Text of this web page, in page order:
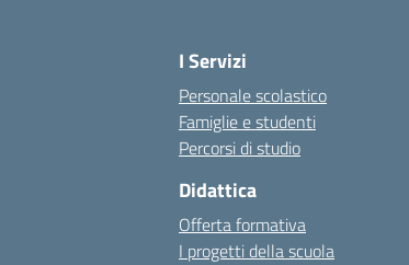
I Servizi
Personale scolastico
Famiglie e studenti
Percorsi di studio
Didattica
Offerta formativa
I progetti della scuola